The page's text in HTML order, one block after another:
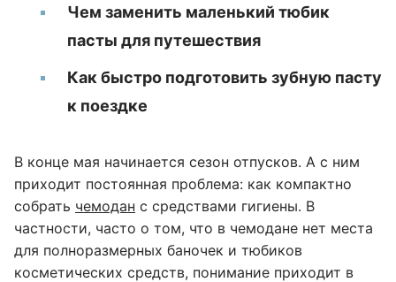
Чем заменить маленький тюбик
пасты для путешествия
Как быстро подготовить зубную пасту
к поездке
В конце мая начинается сезон отпусков. А с ним
приходит постоянная проблема: как компактно
собрать чемодан с средствами гигиены. В
частности, часто о том, что в чемодане нет места
для полноразмерных баночек и тюбиков
косметических средств, понимание приходит в